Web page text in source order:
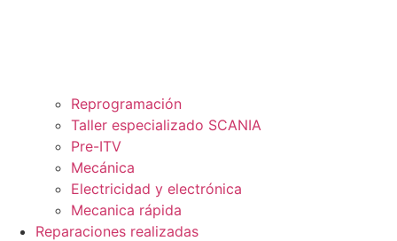
Reprogramación
Taller especializado SCANIA
Pre-ITV
Mecánica
Electricidad y electrónica
Mecanica rápida
Reparaciones realizadas